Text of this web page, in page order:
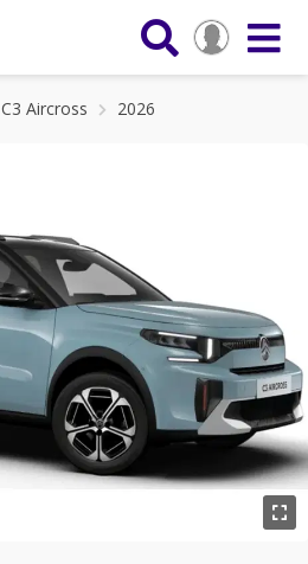
C3 Aircross 2026